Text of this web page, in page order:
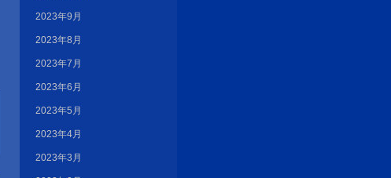
2023年9月
2023年8月
2023年7月
2023年6月
2023年5月
2023年4月
2023年3月